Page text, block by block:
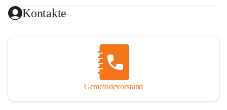
Kontakte
Gemeindevorstand